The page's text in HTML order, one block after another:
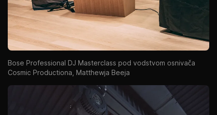
Bose Professional DJ Masterclass pod vodstvom osnivača
Cosmic Productiona, Matthewja Beeja